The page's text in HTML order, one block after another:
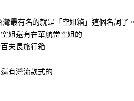
灣最有名的就是「空姐箱」這個名詞了。
姐還有在華航當空姐的
夫長旅行箱
有灣流款式的